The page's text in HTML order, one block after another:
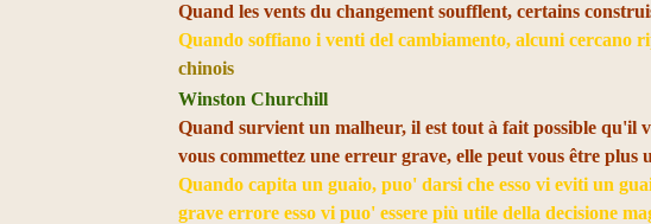
Quand les vents du changement soufflent, certains
Quando soffiano i venti del cambiamento, alcuni cercano
chinois
Winston Churchill
Quand survient un malheur, il est tout à fait possible qu'il
vous commettez une erreur grave, elle peut vous être plus
Quando capita un guaio, puo' darsi che esso vi eviti un
grave errore esso vi puo' essere più utile della decisione